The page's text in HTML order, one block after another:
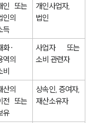
인 또는
인의
득
개인사업자,
법인
화·
역의
비
사업자 또는
소비 관련자
산의
전 또는
유
상속인, 증여자,
재산소유자